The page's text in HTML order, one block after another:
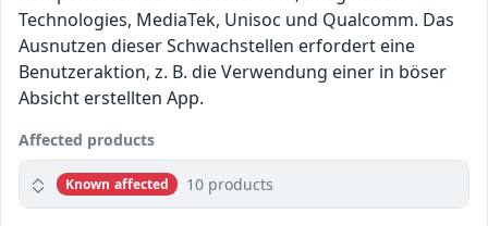
Technologies, MediaTek, Unisoc und Qualcomm. Das
Ausnutzen dieser Schwachstellen erfordert eine
Benutzeraktion, z. B. die Verwendung einer in böser
Absicht erstellten App.
Affected products
Known affected 10 products